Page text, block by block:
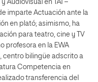
Audiovisual en TAI –
imparte Actuación ante la
en plató; asimismo, ha
para teatro, cine y TV
profesora en la EWA
centro bilingüe adscrito a
Competencia en
transferencia del